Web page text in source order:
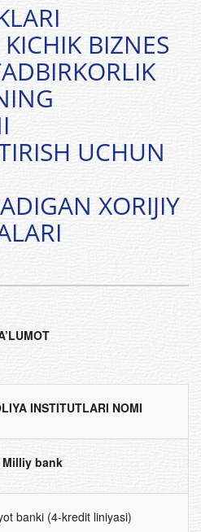
BIZNES
UCHUN
XORIJIY
INSTITUTLARI NOMI
Milliy bank
banki (4-kredit liniyasi)